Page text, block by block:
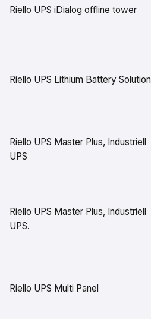
Riello UPS iDialog offline tower
Riello UPS Lithium Battery Solution
Riello UPS Master Plus, Industriell
UPS
Riello UPS Master Plus, Industriell
UPS.
Riello UPS Multi Panel